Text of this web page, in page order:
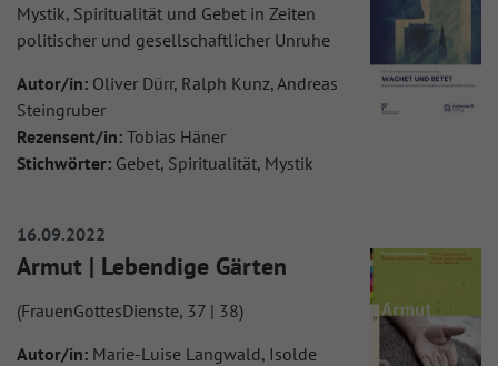
Mystik, Spiritualität und Gebet in Zeiten
politischer und gesellschaftlicher Unruhe
Autor/in: Oliver Dürr, Ralph Kunz, Andreas
Steingruber
Rezensent/in: Tobias Häner
Stichwörter: Gebet, Spiritualität, Mystik
16.09.2022
Armut | Lebendige Gärten
(FrauenGottesDienste, 37 | 38)
Autor/in: Marie-Luise Langwald, Isolde